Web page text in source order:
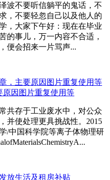
波不要听信躺平的鬼话，不
，不要轻忽自己以及他人的
，大家下午好：现在在毕业
的事儿，万一内容不合适，
便会招来一片骂声...
原因图片重复使用等
共存于工业废水中，对公众
并使处理更具挑战性。2015
/中国科学院等离子体物理研